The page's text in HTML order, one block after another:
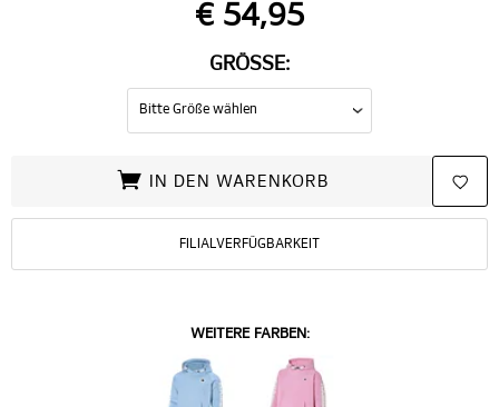
€ 54,95
GRÖSSE:
IN DEN WARENKORB
FILIALVERFÜGBARKEIT
WEITERE FARBEN: